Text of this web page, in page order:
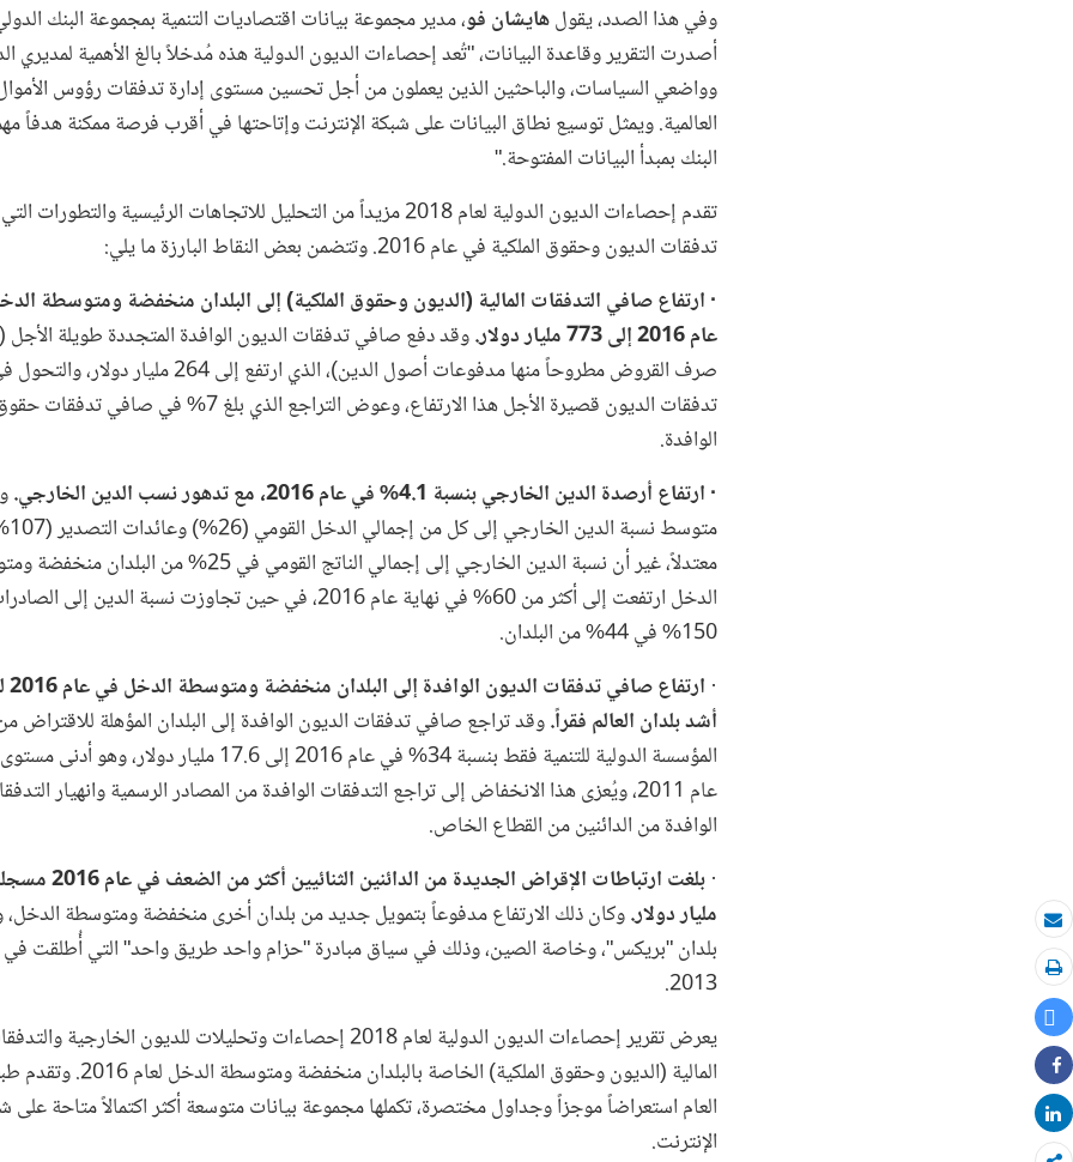
بريد الكتروني
طباعة
Tweet
Share
Share
وفي هذا الصدد، يقولهايشان فو، مدير مجموعة بيانات اقتصاديات التنمية بمجموعة البنك
أصدرت التقرير وقاعدة البيانات، "تُعد إحصاءات الديون الدولية هذه مُدخلاً بالغ الأهمية لمديري
وواضعي السياسات، والباحثين الذين يعملون من أجل تحسين مستوى إدارة تدفقات رؤوس
العالمية. ويمثل توسيع نطاق البيانات على شبكة الإنترنت وإتاحتها في أقرب فرصة ممكنة هدفاً
البنك بمبدأ البيانات المفتوحة."
تقدم إحصاءات الديون الدولية لعام 2018 مزيداً من التحليل للاتجاهات الرئيسية
تدفقات الديون وحقوق الملكية في عام 2016. وتتضمن بعض النقاط البارزة ما يلي:
· ارتفاع صافي التدفقات المالية (الديون وحقوق الملكية) إلى البلدان منخفضة ومتوسطة
عام 2016 إلى 773 مليار دولار.
وقد دفع صافي تدفقات الديون الوافدة المتجددة طويلة الأجل
صرف القروض مطروحاً منها مدفوعات أصول الدين)، الذي ارتفع إلى 264
تدفقات الديون قصيرة الأجل هذا الارتفاع، وعوض التراجع الذي بلغ 7% في
الوافدة.
· ارتفاع أرصدة الدين الخارجي بنسبة 4.1% في عام 2016، مع تدهور نسب الدين الخارجي.
متوسط نسبة الدين
معتدلاً، غير أن نسبة الدين الخارجي إلى إجمالي الناتج القومي في 25% من
الدخل ارتفعت إلى أكثر من 60% في نهاية عام 2016، في حين تجاوزت نسبة الدين إلى
150% في 44% من البلدان.
·
أشد بلدان العالم فقراً.وقد تراجع صافي تدفقات الديون الوافدة إلى البلدان المؤهلة للاقتراض
المؤسسة الدولية للتنمية فقط بنسبة 34% في عام 2016 إلى 17.6 مليار دولار،
عام 2011، ويُعزى هذا الانخفاض إلى تراجع التدفقات الوافدة من المصادر الرسمية وانهيار
الوافدة من الدائنين من القطاع الخاص.
·
مليار دولار.وكان ذلك الارتفاعمدفوعاً بتمويل جديدمن بلدان أخرى منخفضة ومتوسطة الدخل،
بلدان "بريكس"، وخاصة الصين، وذلك في سياق مبادرة "حزام واحد طريق واحد" التي أُطلقت
2013.
يعرض تقرير إحصاءات الديون الدولية لعام 2018 إحصاءات وتحليلات للديون الخارجية
المالية (الديون وحقوق الملكية) الخاصة بالبلدان
العام استعراضاً موجزاً وجداول مختصرة، تكملها مجموعة بيانات متوسعة أكثر اكتمالاً متاحة على
الإنترنت.